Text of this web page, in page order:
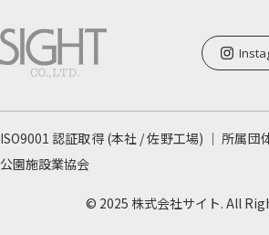
ISO9001 認証取得 (本社 / 佐野工場) ｜ 所属団
公園施設業協会
© 2025 株式会社サイト. All